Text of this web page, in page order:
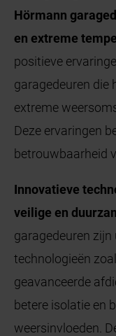
Hörmann
en extreme
positieve
garagedeuren die
extreme
Deze ervaringen
betrouwbaarheid
Innovatieve
veilige en
garagedeuren
technologieën
geavanceerde
betere isolatie en
weersinvloeden.